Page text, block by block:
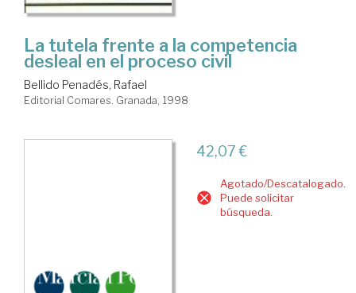
La tutela frente a la competencia
desleal en el proceso civil
Bellido Penadés, Rafael
Editorial Comares. Granada, 1998
42,07 €
Agotado/Descatalogado.
Puede solicitar
búsqueda.